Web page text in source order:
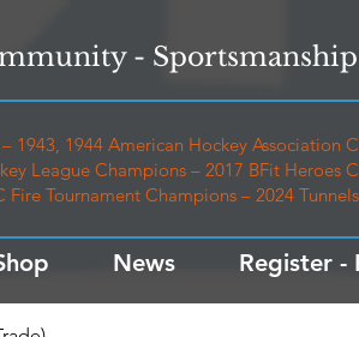
1943, 1944 American Hockey
League Champions – 2017 BFit Heroes
Fire Tournament Champions – 2024
-
News Register -